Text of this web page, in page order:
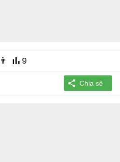
👨 9